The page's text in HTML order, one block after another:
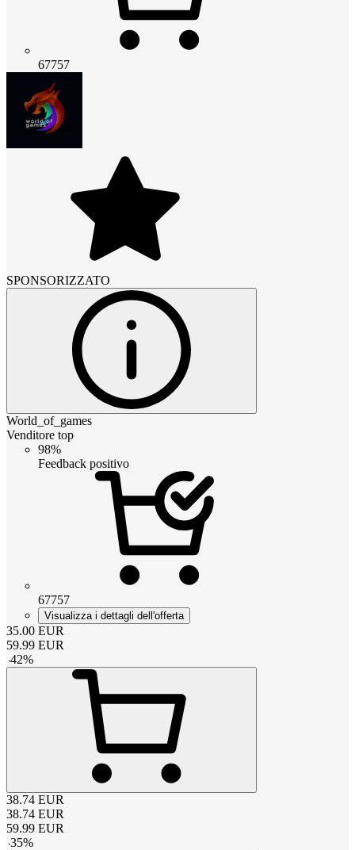
67757
SPONSORIZZATO
World_of_games
Venditore top
98%
Feedback positivo
67757
Visualizza i dettagli dell'offerta
35.00 EUR
59.99 EUR
-42%
38.74 EUR
38.74 EUR
59.99 EUR
-35%